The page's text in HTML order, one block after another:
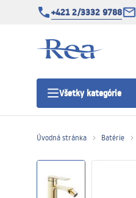
+421 2/3332 9788
Všetky kategórie
Úvodná stránka Batérie